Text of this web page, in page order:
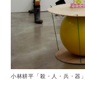
小林耕平「殺・人・兵・器